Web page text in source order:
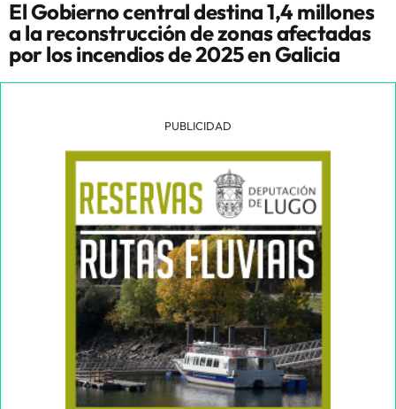
El Gobierno central destina 1,4 millones
a la reconstrucción de zonas afectadas
por los incendios de 2025 en Galicia
PUBLICIDAD